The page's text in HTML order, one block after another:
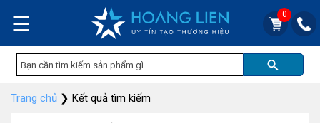
☰ 0
Trang chủ ❯ Kết quả tìm kiếm